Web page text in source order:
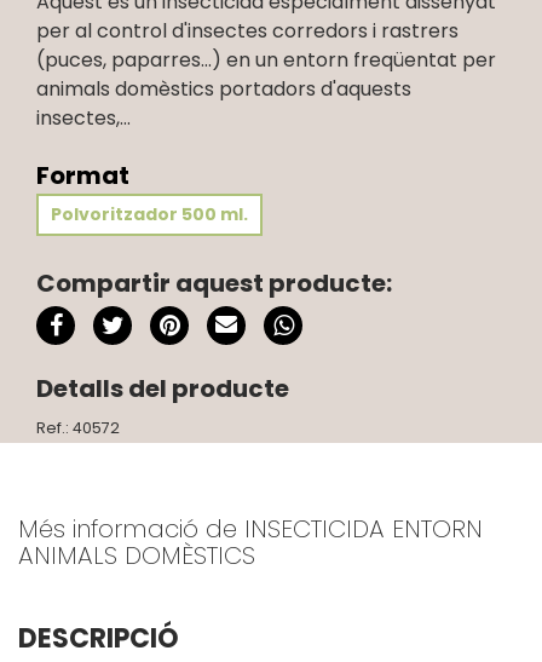
per al control d'insectes corredors i rastrers
(puces, paparres...) en un entorn freqüentat per
animals domèstics portadors d'aquests
insectes,...
Format
Polvoritzador 500 ml.
Compartir aquest producte:
Detalls del producte
Ref.: 40572
Més informació de INSECTICIDA ENTORN
ANIMALS DOMÈSTICS
DESCRIPCIÓ